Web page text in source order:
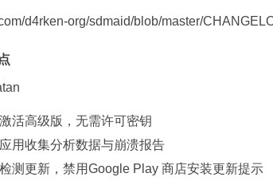
d4rken-org/sdmaid/blob/master/
活高级版，无需许可密钥
用收集分析数据与崩溃报告
测更新，禁用Google Play 商店安装更新提示